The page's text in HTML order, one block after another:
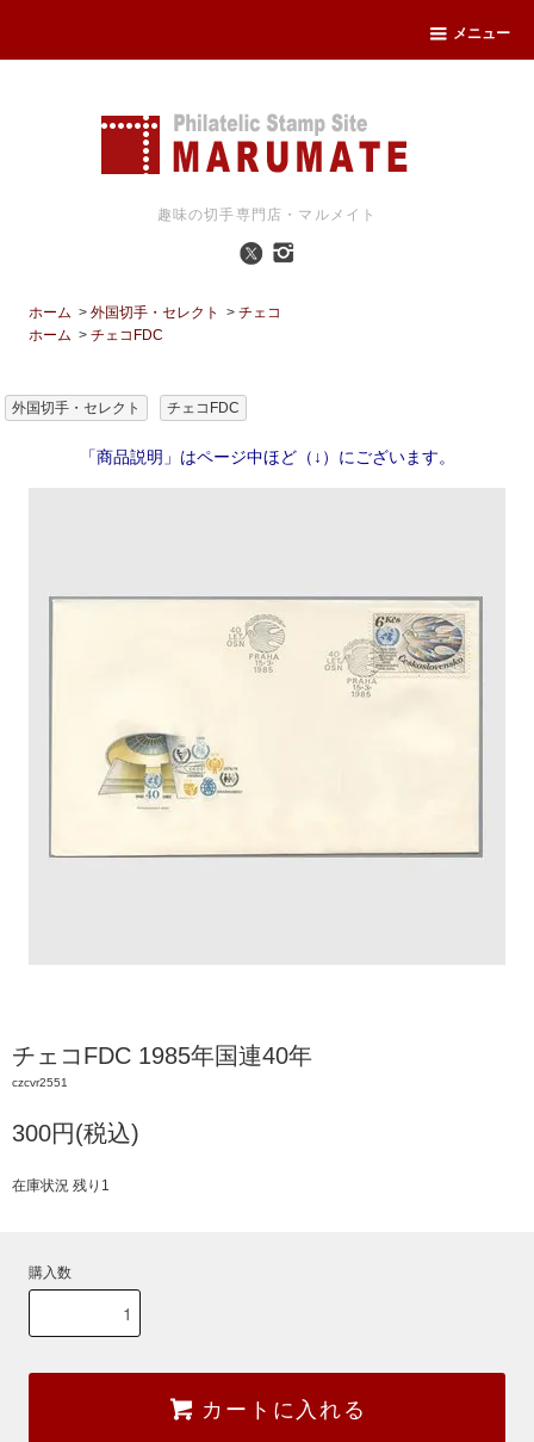
メニュー
趣味の切手専門店・マルメイト
ホーム >外国切手・セレクト >チェコ
ホーム >チェコFDC
外国切手・セレクト チェコFDC
「商品説明」はページ中ほど（↓）にございます。
チェコFDC 1985年国連40年
czcvr2551
300円(税込)
在庫状況 残り1
購入数
カートに入れる